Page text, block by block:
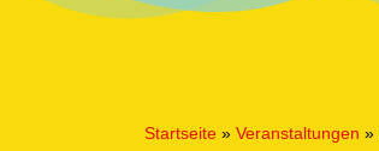
Startseite » Veranstaltungen »